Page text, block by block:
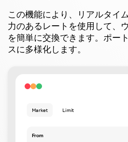
この機能により、リアルタイ
力のあるレートを使用して、
を簡単に交換できます。ポー
スに多様化します。
Market Limit
From